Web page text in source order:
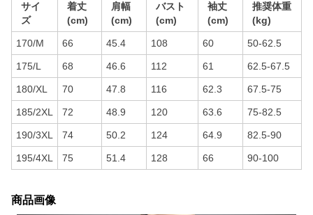
サイ
ズ
着丈
(cm)
肩幅
(cm)
バスト
(cm)
袖丈
(cm)
推奨体重
(kg)
170/M 66 45.4 108 60 50-62.5
175/L 68 46.6 112 61 62.5-67.5
180/XL 70 47.8 116 62.3 67.5-75
185/2XL 72 48.9 120 63.6 75-82.5
190/3XL 74 50.2 124 64.9 82.5-90
195/4XL 75 51.4 128 66 90-100
商品画像